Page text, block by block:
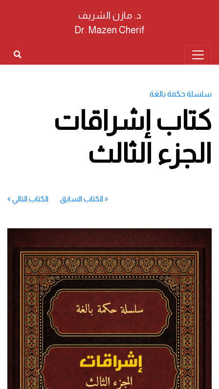
د. مازن الشريف
Dr. Mazen Cherif
سلسلة حكمة بالغة
كتاب إشراقات
الجزء الثالث
«الكتاب السابق الكتاب التالي »